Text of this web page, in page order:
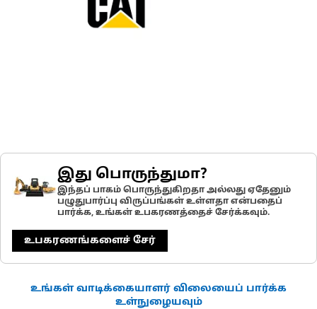
இது பொருந்துமா?
இந்தப் பாகம் பொருந்துகிறதா அல்லது ஏதேனும்
பழுதுபார்ப்பு விருப்பங்கள் உள்ளதா என்பதைப்
பார்க்க, உங்கள் உபகரணத்தைச் சேர்க்கவும்.
உபகரணங்களைச் சேர்
உங்கள் வாடிக்கையாளர் விலையைப் பார்க்க
உள்நுழையவும்